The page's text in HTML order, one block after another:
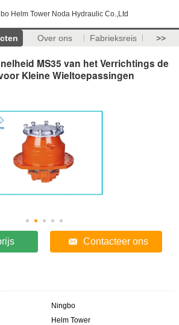
Helm Tower Noda Hydraulic Co.,Ltd
Over ons Fabrieksreis >>
MS35 van het Verrichtings de
Kleine Wieltoepassingen
Contacteer ons
Ningbo
Helm Tower